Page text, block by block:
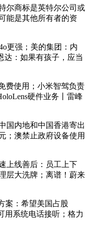
商标是英特尔公司或
能是其他所有者的资
更强；美的集团：内
达：如果有孩子，应当
使用；小米智驾负责
硬件业务丨雷峰
内地和中国香港寄出
；澳禁止政府设备使用
线善后：员工上下
层大洗牌；离谱！蔚来
：希望美国占股
用系统电话接听；格力